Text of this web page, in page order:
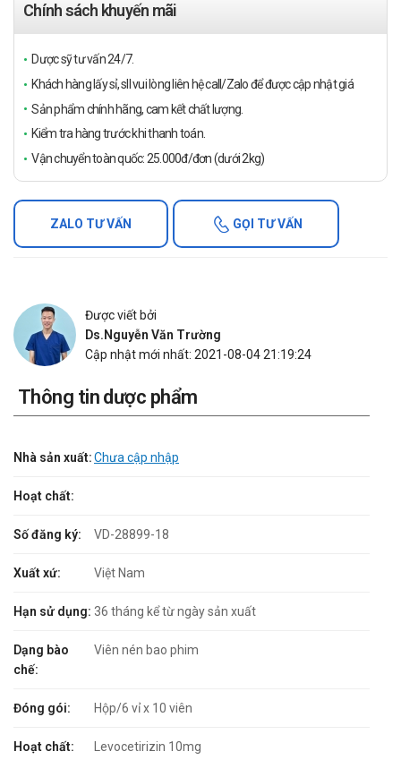
Chính sách khuyến mãi
Dược sỹ tư vấn 24/7.
Khách hàng lấy sỉ, sll vui lòng liên hệ call/Zalo để được cập nhật giá
Sản phẩm chính hãng, cam kết chất lượng.
Kiểm tra hàng trước khi thanh toán.
Vận chuyển toàn quốc: 25.000đ/đơn (dưới 2kg)
ZALO TƯ VẤN GỌI TƯ VẤN
Được viết bởi
Ds.Nguyễn Văn Trường
Cập nhật mới nhất: 2021-08-04 21:19:24
Thông tin dược phẩm
Nhà sản xuất:Chưa cập nhập
Hoạt chất:
Số đăng ký: VD-28899-18
Xuất xứ: Việt Nam
Hạn sử dụng: 36 tháng kể từ ngày sản xuất
Dạng bào
chế:
Viên nén bao phim
Đóng gói: Hộp/6 vỉ x 10 viên
Hoạt chất: Levocetirizin 10mg